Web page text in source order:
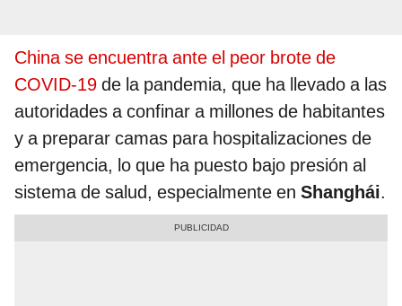
China se encuentra ante el peor brote de
COVID-19 de la pandemia, que ha llevado a las
autoridades a confinar a millones de habitantes
y a preparar camas para hospitalizaciones de
emergencia, lo que ha puesto bajo presión al
sistema de salud, especialmente en Shanghái.